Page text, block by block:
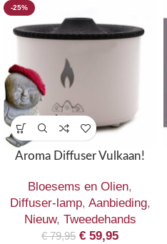
-25%
Aroma Diffuser Vulkaan!
Bloesems en Olien,
Diffuser-lamp, Aanbieding,
Nieuw, Tweedehands
€79,95 € 59,95